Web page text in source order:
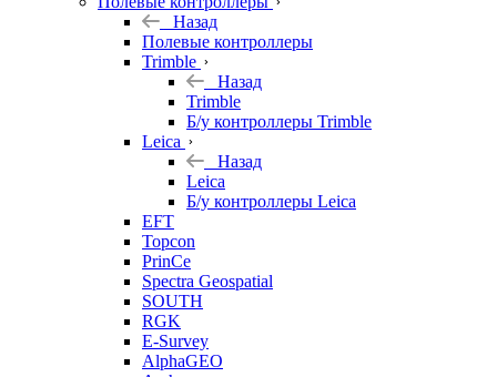
Назад
Полевые контроллеры
Trimble
Назад
Trimble
Б/у контроллеры Trimble
Leica
Назад
Leica
Б/у контроллеры Leica
EFT
Topcon
PrinCe
Spectra Geospatial
SOUTH
RGK
E-Survey
AlphaGEO